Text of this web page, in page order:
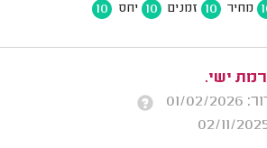
מחיר 10 זמנים 10 יחס 10
רמת ישי.
2026